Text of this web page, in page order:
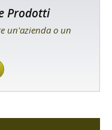
Prodotti
un'azienda o un